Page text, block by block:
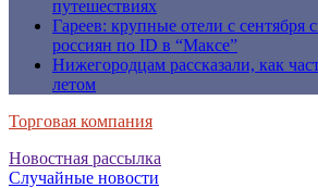
путешествиях
Гареев: крупные отели с сентября
россиян по ID в “Максе”
Нижегородцам рассказали, как
летом
Торговая компания
Новостная рассылка
Случайные новости